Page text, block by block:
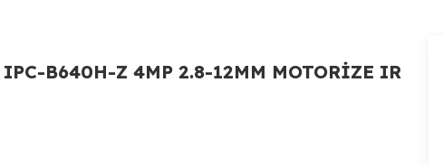
B640H-Z 4MP 2.8-12MM MOTORİZE IR